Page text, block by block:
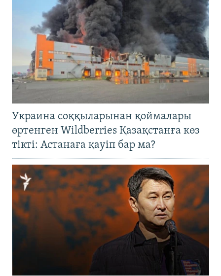
Украина соққыларынан қоймалары
өртенген Wildberries Қазақстанға көз
тікті: Астанаға қауіп бар ма?